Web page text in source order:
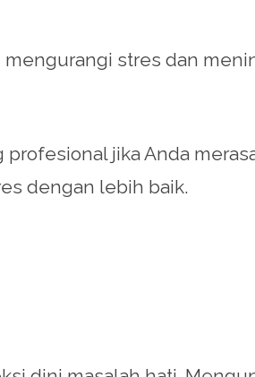
stres dan
jika Anda
dengan lebih baik.